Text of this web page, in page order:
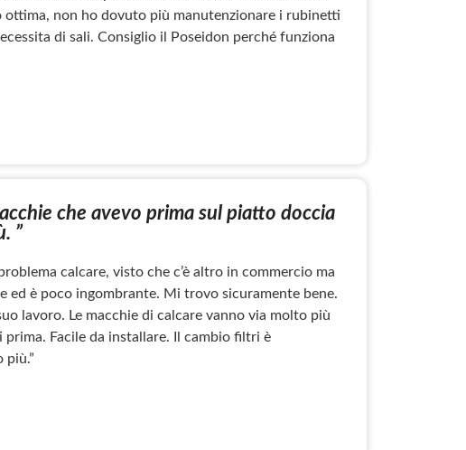
ottima, non ho dovuto più manutenzionare i rubinetti
di sali. Consiglio il Poseidon perché funziona
che avevo prima sul piatto doccia
”
calcare, visto che c’è altro in commercio ma
ed è poco ingombrante. Mi trovo sicuramente bene.
lavoro. Le macchie di calcare vanno via molto più
Facile da installare. Il cambio filtri è
più.”